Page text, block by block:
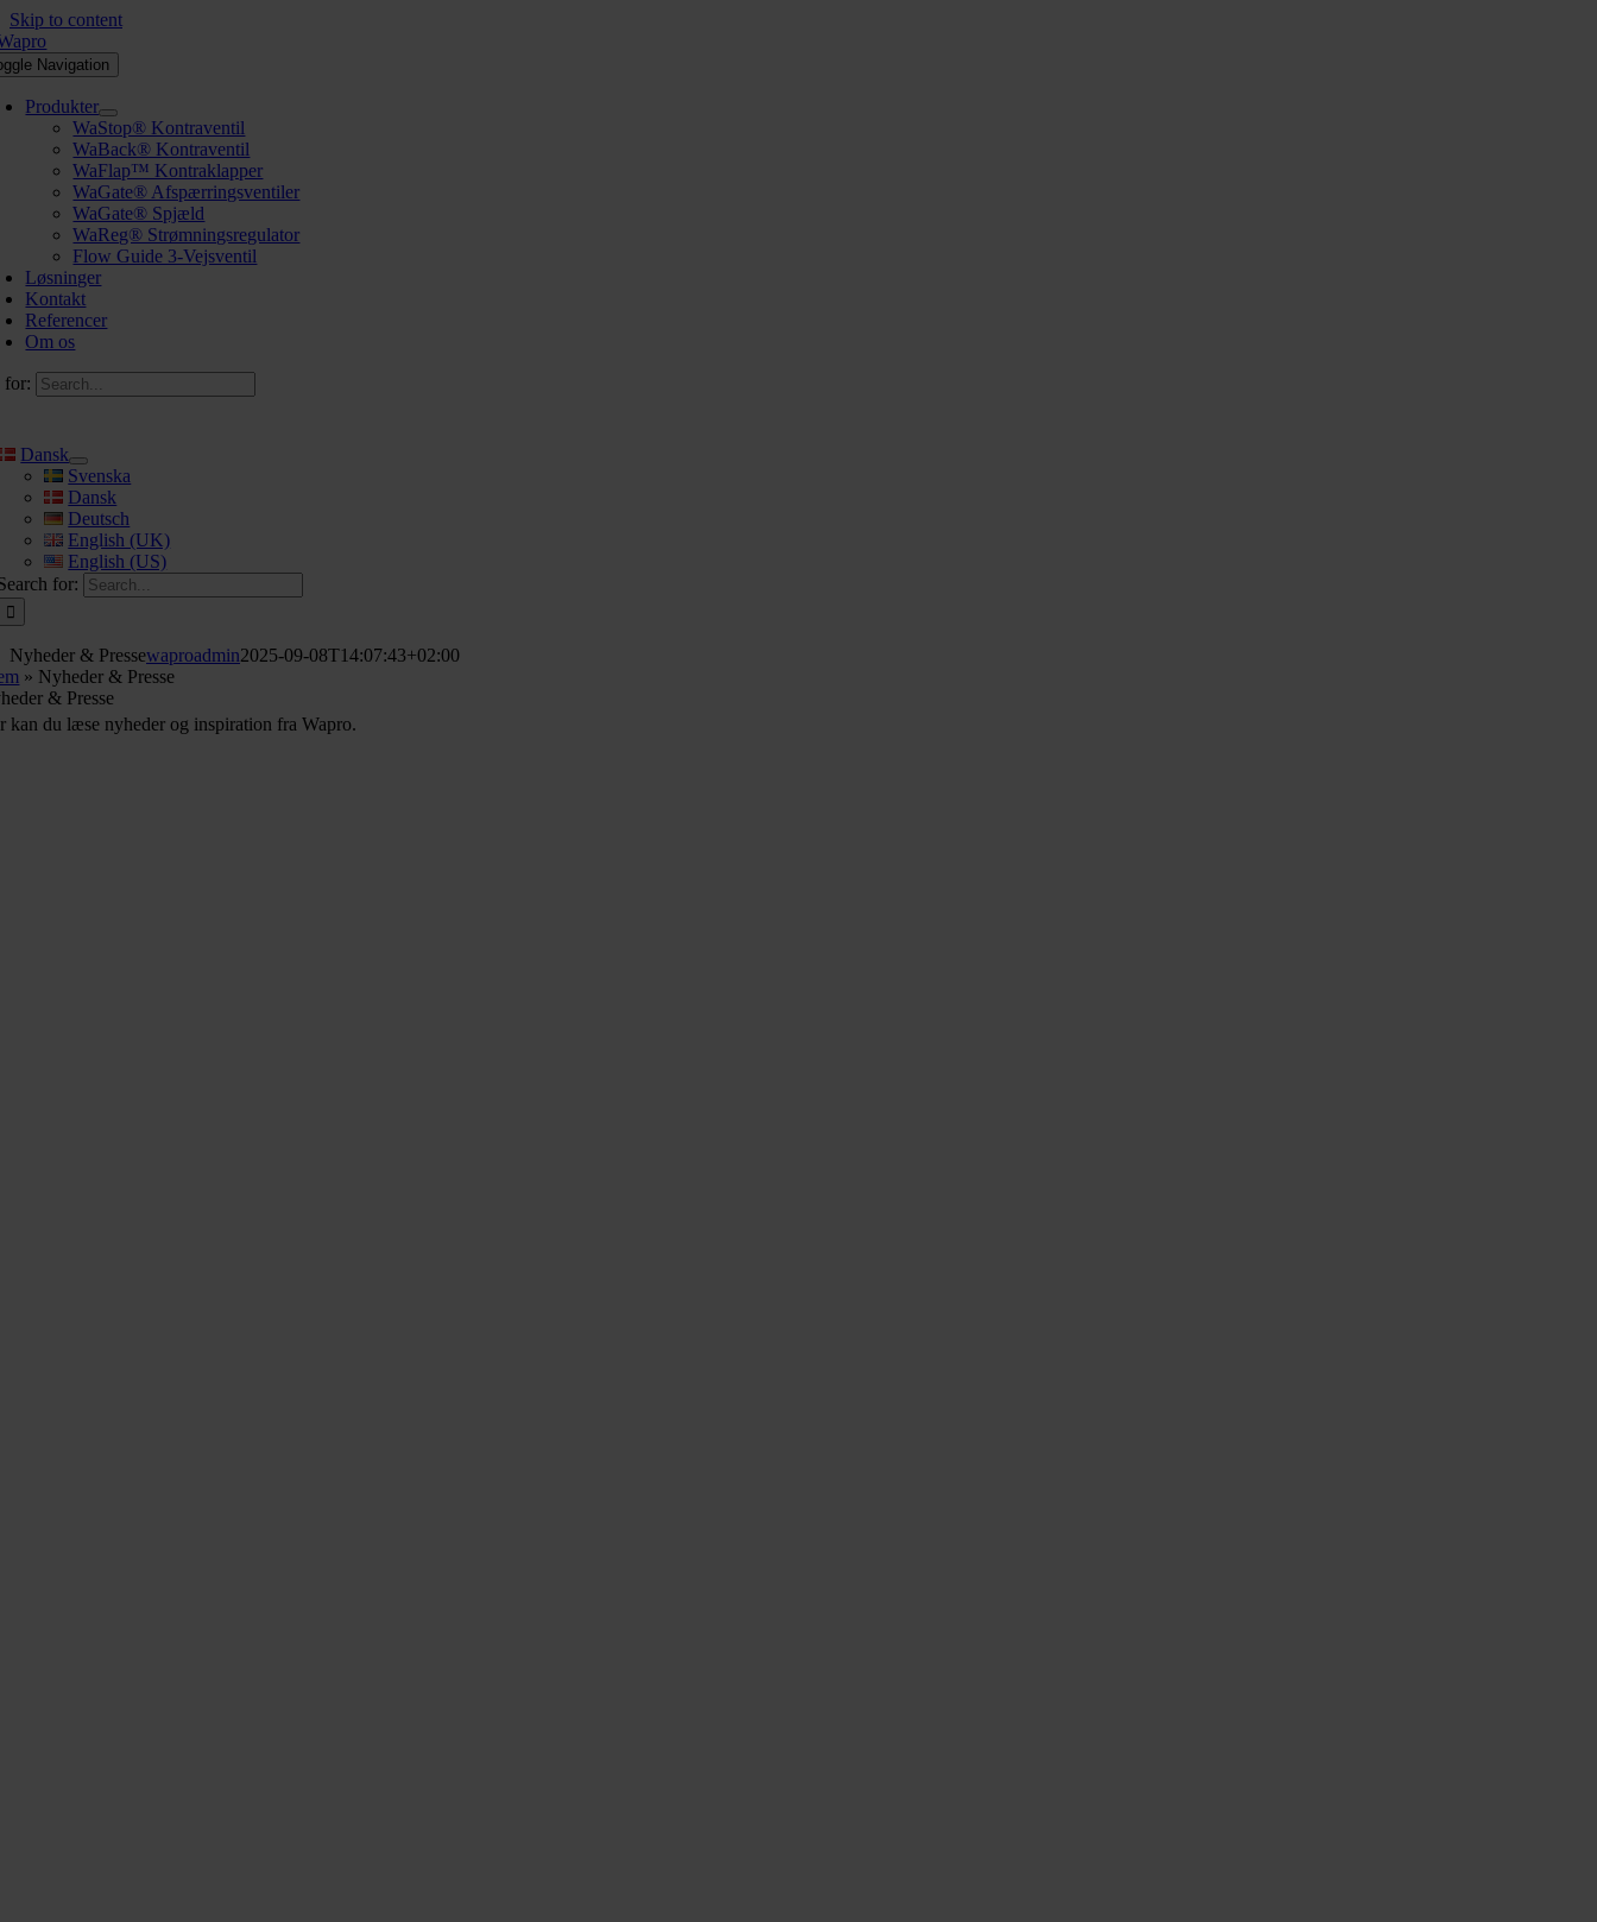
Skip to content
Navigation
Produkter
WaStop® Kontraventil
WaBack® Kontraventil
WaFlap™ Kontraklapper
WaGate® Afspærringsventiler
WaGate® Spjæld
WaReg® Strømningsregulator
Flow Guide 3-Vejsventil
Løsninger
Kontakt
Referencer
Om os
for:
Dansk
Svenska
Dansk
Deutsch
English (UK)
English (US)
for:
Nyheder & Pressewaproadmin2025-09-08T14:07:43+02:00
» Nyheder & Presse
& Presse
kan du læse nyheder og inspiration fra Wapro.